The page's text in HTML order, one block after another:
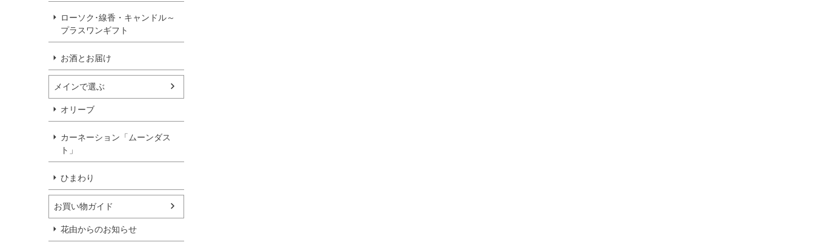
ローソク･線香・キャンドル～
プラスワンギフト
お酒とお届け
メインで選ぶ
オリーブ
カーネーション「ムーンダス
ト」
ひまわり
お買い物ガイド
花由からのお知らせ